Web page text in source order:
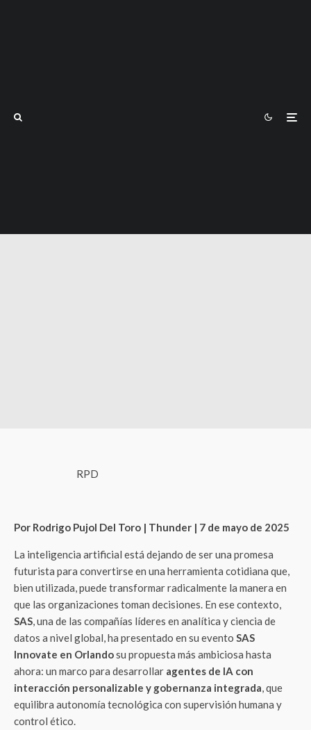
RPD
Por Rodrigo Pujol Del Toro | Thunder | 7 de mayo de 2025
La inteligencia artificial está dejando de ser una promesa
futurista para convertirse en una herramienta cotidiana que,
bien utilizada, puede transformar radicalmente la manera en
que las organizaciones toman decisiones. En ese contexto,
SAS, una de las compañías líderes en analítica y ciencia de
datos a nivel global, ha presentado en su evento SAS
Innovate en Orlandosu propuesta más ambiciosa hasta
ahora: un marco para desarrollar agentes de IA con
interacción personalizable y gobernanza integrada, que
equilibra autonomía tecnológica con supervisión humana y
control ético.